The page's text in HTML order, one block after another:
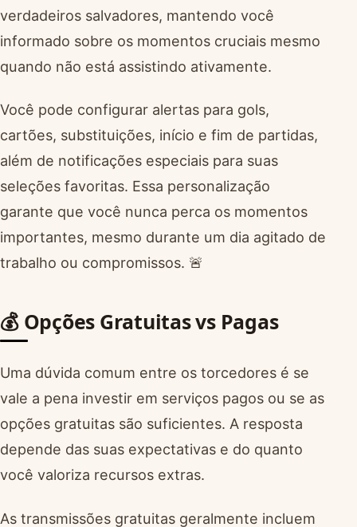
verdadeiros salvadores, mantendo você
informado sobre os momentos cruciais mesmo
quando não está assistindo ativamente.
Você pode configurar alertas para gols,
cartões, substituições, início e fim de partidas,
além de notificações especiais para suas
seleções favoritas. Essa personalização
garante que você nunca perca os momentos
importantes, mesmo durante um dia agitado de
trabalho ou compromissos. 🚨
💰 Opções Gratuitas vs Pagas
Uma dúvida comum entre os torcedores é se
vale a pena investir em serviços pagos ou se as
opções gratuitas são suficientes. A resposta
depende das suas expectativas e do quanto
você valoriza recursos extras.
As transmissões gratuitas geralmente incluem